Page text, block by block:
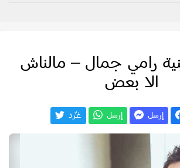
رامي جمال – مالناش
الا بعض
إرسل إرسل غـّرد